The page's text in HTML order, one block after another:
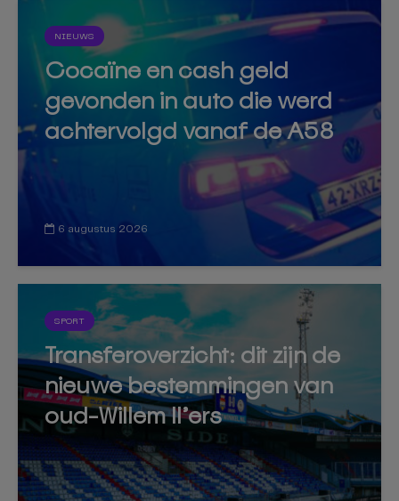
NIEUWS
Cocaïne en cash geld
gevonden in auto die werd
achtervolgd vanaf de A58
6 augustus 2026
SPORT
Transferoverzicht: dit zijn de
nieuwe bestemmingen van
oud-Willem II’ers